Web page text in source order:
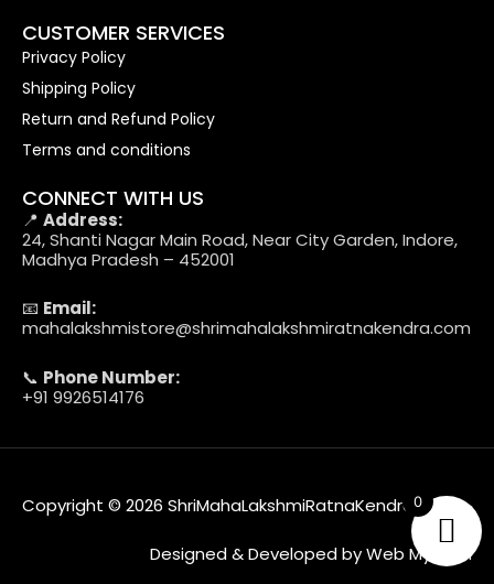
CUSTOMER SERVICES
Privacy Policy
Shipping Policy
Return and Refund Policy
Terms and conditions
CONNECT WITH US
📍 Address:
24, Shanti Nagar Main Road, Near City Garden, Indore,
Madhya Pradesh – 452001
📧 Email:
mahalakshmistore@shrimahalakshmiratnakendra.com
📞 Phone Number:
+91 9926514176
Copyright © 2026 ShriMahaLakshmiRatnaKendra
Designed & Developed by Web MyTech
0